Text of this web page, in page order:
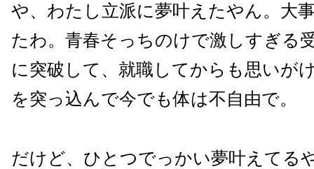
や、わたし立派に夢叶えたやん。大
たわ。青春そっちのけで激しすぎる
に突破して、就職してからも思いが
を突っ込んで今でも体は不自由で。
だけど、ひとつでっかい夢叶えてる